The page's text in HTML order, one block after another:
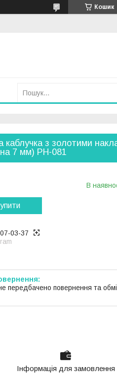
Кошик
каблучка з золотими
7 мм) РН-081
В
03-37
передбачено повернення та
Інформація для замовлення